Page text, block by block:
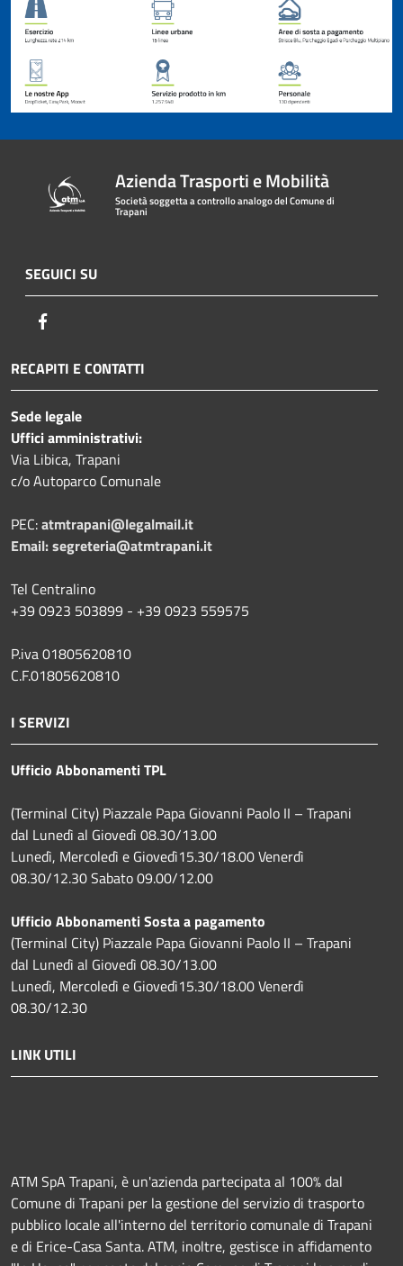
Azienda Trasporti e Mobilità
Società soggetta a controllo analogo del Comune di
Trapani
SEGUICI SU
RECAPITI E CONTATTI
Sede legale
Uffici amministrativi:
Via Libica, Trapani
c/o Autoparco Comunale
PEC:atmtrapani@legalmail.it
Email:segreteria@atmtrapani.it
Tel Centralino
+39 0923 503899 - +39 0923 559575
P.iva 01805620810
C.F.01805620810
I SERVIZI
Ufficio Abbonamenti TPL
(Terminal City) Piazzale Papa Giovanni Paolo II – Trapani
dal Lunedì al Giovedì 08.30/13.00
Lunedì, Mercoledì e Giovedì15.30/18.00 Venerdì
08.30/12.30 Sabato 09.00/12.00
Ufficio Abbonamenti Sosta a pagamento
(Terminal City) Piazzale Papa Giovanni Paolo II – Trapani
dal Lunedì al Giovedì 08.30/13.00
Lunedì, Mercoledì e Giovedì15.30/18.00 Venerdì
08.30/12.30
LINK UTILI
ATM SpA Trapani, è un'azienda partecipata al 100% dal
Comune di Trapani per la gestione del servizio di trasporto
pubblico locale all'interno del territorio comunale di Trapani
e di Erice-Casa Santa. ATM, inoltre, gestisce in affidamento